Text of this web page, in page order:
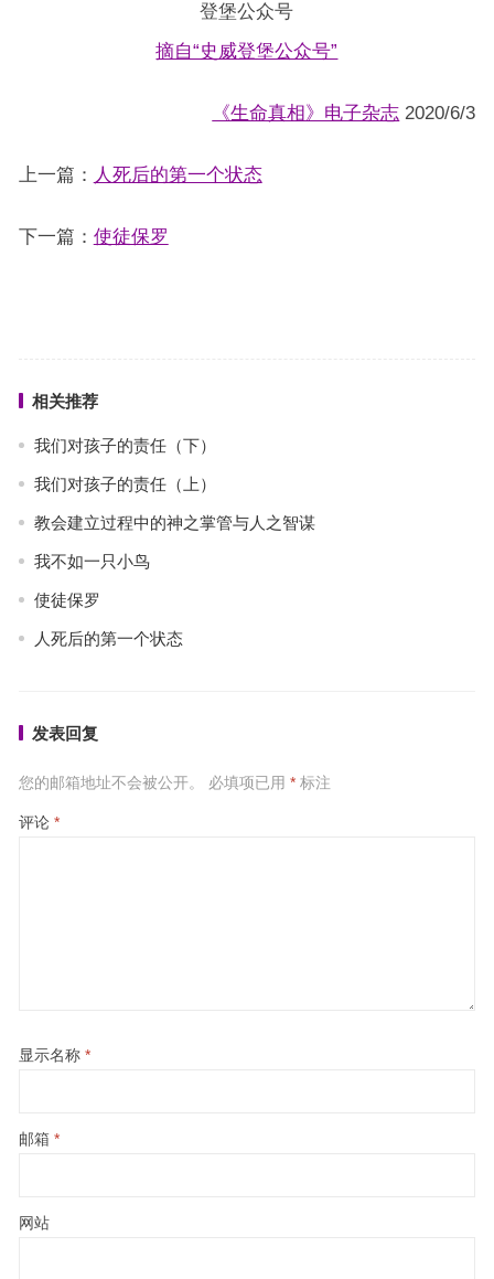
登堡公众号
摘自“史威登堡公众号”
《生命真相》电子杂志 2020/6/3
上一篇： 人死后的第一个状态
下一篇： 使徒保罗
相关推荐
我们对孩子的责任（下）
我们对孩子的责任（上）
教会建立过程中的神之掌管与人之智谋
我不如一只小鸟
使徒保罗
人死后的第一个状态
发表回复
您的邮箱地址不会被公开。 必填项已用 *标注
评论 *
显示名称 *
邮箱 *
网站